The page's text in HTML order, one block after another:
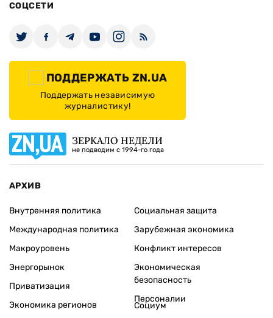
СОЦСЕТИ
ПОДДЕРЖАТЬ ZN.UA
Поддержать независимую
журналистику!
ЗЕРКАЛО НЕДЕЛИ
не подводим с 1994-го года
АРХИВ
Внутренняя политика
Международная политика
Макроуровень
Энергорынок
Приватизация
Экономика регионов
Социальная защита
Зарубежная экономика
Конфликт интересов
Экономическая
безопасность
Персоналии
Социум